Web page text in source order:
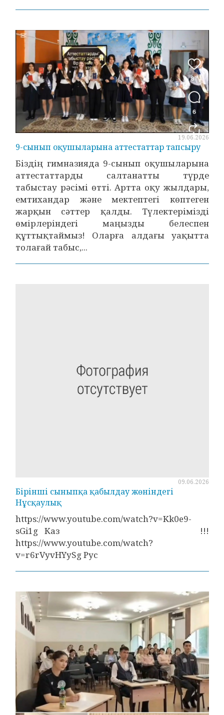
19.06.2026
9-сынып оқушыларына аттестаттар тапсыру
Біздің гимназияда 9-сынып оқушыларына
аттестаттарды салтанатты түрде
табыстау рәсімі өтті. Артта оқу жылдары,
емтихандар және мектептегі көптеген
жарқын сәттер қалды. Түлектерімізді
өмірлеріндегі маңызды белеспен
құттықтаймыз! Оларға алдағы уақытта
толағай табыс,...
09.06.2026
Бірінші сыныпқа қабылдау жөніндегі
Нұсқаулық
https://www.youtube.com/watch?v=Kk0e9-
sGi1g Каз !!!
https://www.youtube.com/watch?
v=r6rVyvHYySg Рус